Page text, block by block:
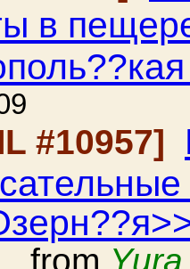
в
#10957]
from